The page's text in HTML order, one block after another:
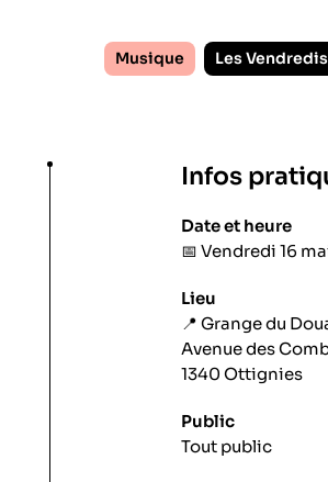
Musique Les
Infos
Date et heure
📅 Vendredi 16
Lieu
📍 Grange du
Avenue des
1340 Ottignies
Public
Tout public